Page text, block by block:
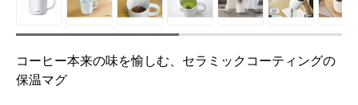
コーヒー本来の味を愉しむ、セラミックコーティングの
保温マグ